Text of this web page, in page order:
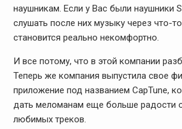
наушникам. Если у Вас были наушники
слушать после них музыку через что-
становится реально некомфортно.
И все потому, что в этой компании
Теперь же компания выпустила свое
приложение под названием CapTune,
дать меломанам еще больше радости
любимых треков.